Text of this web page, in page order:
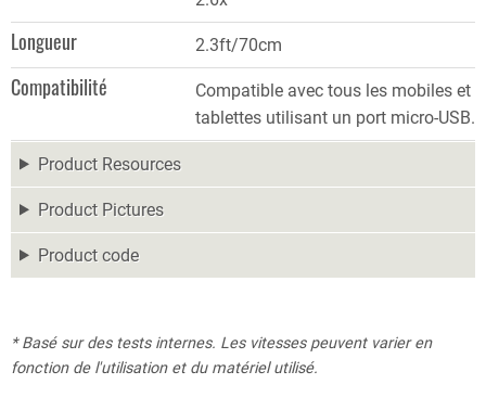
Longueur 2.3ft/70cm
Compatibilité
Compatible avec tous les mobiles et
tablettes utilisant un port micro-USB.
Product Resources
Product Pictures
Product code
* Basé sur des tests internes. Les vitesses peuvent varier en
fonction de l'utilisation et du matériel utilisé.